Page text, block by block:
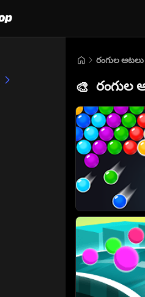
రంగుల ఆటలు
🎨 రంగుల